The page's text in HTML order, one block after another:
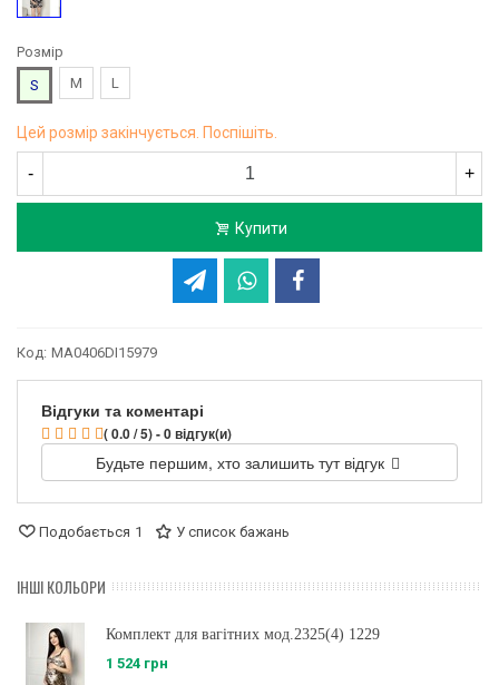
Розмір
S
M L
Цей розмір закінчується. Поспішіть.
- +
Купити
Код: MA0406DI15979
Відгуки та коментарі
( 0.0 / 5) - 0 відгук(и)
Будьте першим, хто залишить тут відгук
Подобається 1 У список бажань
ІНШІ КОЛЬОРИ
Комплект для вагітних мод.2325(4) 1229
1 524 грн